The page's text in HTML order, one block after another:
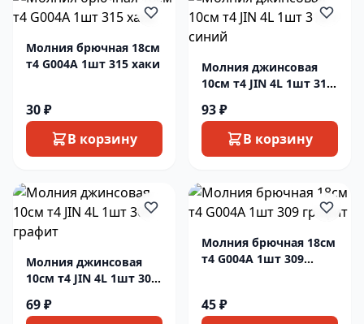
Молния брючная 18см
т4 G004A 1шт 315 хаки
30 ₽
В корзину
Молния джинсовая
10см т4 JIN 4L 1шт 318
93 ₽
В корзину
Молния джинсовая
10см т4 JIN 4L 1шт 309
69 ₽
Молния брючная 18см
т4 G004A 1шт 309
45 ₽